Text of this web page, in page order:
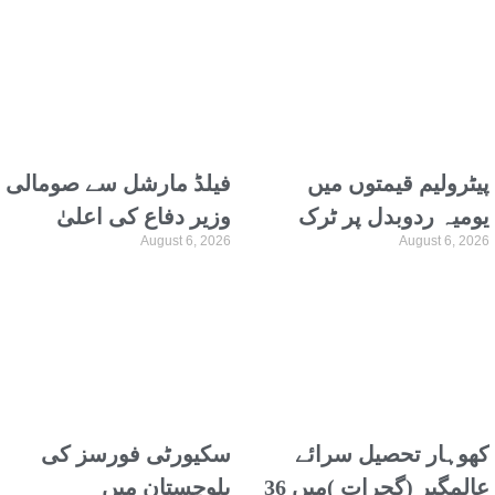
فیلڈ مارشل سے صومالی
وزیر دفاع کی اعلیٰ
سطح وفد کیساتھ
August 6, 2026
پیٹرولیم قیمتوں میں
یومیہ ردوبدل پر ٹرک
نہیں چلاسکتے، گڈز
August 6, 2026
سکیورٹی فورسز کی
بلوچستان میں
کھوہار تحصیل سرائے
عالمگیر (گجرات )میں 36